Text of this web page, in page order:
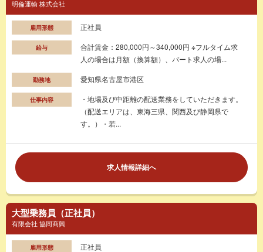
明倫運輸 株式会社
雇用形態 正社員
給与
合計賃金：280,000円～340,000円 ※フルタイム求
人の場合は月額（換算額）、パート求人の場...
勤務地 愛知県名古屋市港区
仕事内容
・地場及び中距離の配送業務をしていただきます。
（配送エリアは、東海三県、関西及び静岡県で
す。）・若...
求人情報詳細へ
大型乗務員（正社員）
有限会社 協同商興
雇用形態 正社員